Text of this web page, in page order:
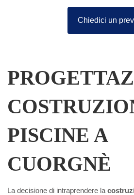
Chiedici un
PISCINE A
CUORGNÈ
La decisione di intraprendere la